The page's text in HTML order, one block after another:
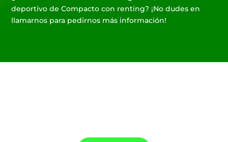
deportivo de Compacto con renting? ¡No dudes en
llamarnos para pedirnos más información!